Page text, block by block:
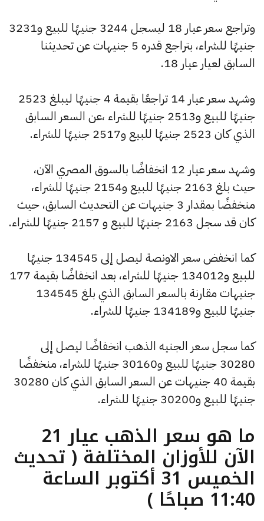
وتراجع سعر عيار 18 ليسجل 3244 جنيهًا للبيع و3231
جنيهًا للشراء، بتراجع قدره 5 جنيهات عن تحديثنا
السابق لعيار عيار 18.
وشهد سعر عيار 14 تراجعًا بقيمة 4 جنيهًا ليبلغ 2523
جنيهًا للبيع و2513 جنيهًا للشراء ،عن السعر السابق
الذي كان 2523 جنيهًا للبيع و2517 جنيهًا للشراء.
وشهد سعر عيار 12 انخفاضًا بالسوق المصري الآن،
حيث بلغ 2163 جنيهًا للبيع و2154 جنيهًا للشراء،
منخفضًا بمقدار 3 جنيهات عن التحديث السابق، حيث
كان قد سجل 2163 جنيهًا للبيع و 2157 جنيهًا للشراء.
كما انخفض سعر الاونصة ليصل إلى 134545 جنيهًا
للبيع و134012 جنيهًا للشراء، بعد انخفاضًا بقيمة 177
جنيهات مقارنة بالسعر السابق الذي بلغ 134545
جنيهًا للبيع و134189 جنيهًا للشراء.
كما سجل سعر الجنيه الذهب انخفاضًا ليصل إلى
30280 جنيهًا للبيع و30160 جنيهًا للشراء، منخفضًا
بقيمة 40 جنيهات عن السعر السابق الذي كان 30280
جنيهًا للبيع و30200 جنيهًا للشراء.
ما هو سعر الذهب عيار 21
الآن للأوزان المختلفة ( تحديث
الخميس 31 أكتوبر الساعة
11:40 صباحًا )